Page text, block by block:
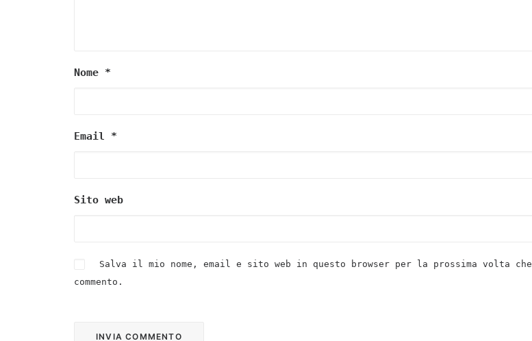
Nome *
Email *
Sito web
Salva il mio nome, email e sito web in questo browser per la prossima volta che
commento.